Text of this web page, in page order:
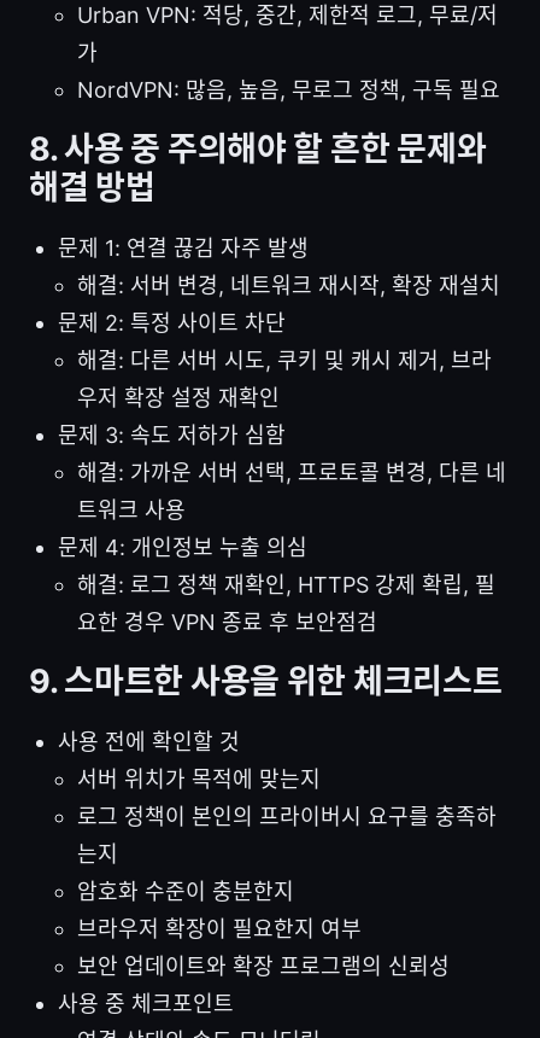
Urban VPN: 적당, 중간, 제한적 로그, 무료/저
가
NordVPN: 많음, 높음, 무로그 정책, 구독 필요
8. 사용 중 주의해야 할 흔한 문제와
해결 방법
문제 1: 연결 끊김 자주 발생
해결: 서버 변경, 네트워크 재시작, 확장 재설치
문제 2: 특정 사이트 차단
해결: 다른 서버 시도, 쿠키 및 캐시 제거, 브라
우저 확장 설정 재확인
문제 3: 속도 저하가 심함
해결: 가까운 서버 선택, 프로토콜 변경, 다른 네
트워크 사용
문제 4: 개인정보 누출 의심
해결: 로그 정책 재확인, HTTPS 강제 확립, 필
요한 경우 VPN 종료 후 보안점검
9. 스마트한 사용을 위한 체크리스트
사용 전에 확인할 것
서버 위치가 목적에 맞는지
로그 정책이 본인의 프라이버시 요구를 충족하
는지
암호화 수준이 충분한지
브라우저 확장이 필요한지 여부
보안 업데이트와 확장 프로그램의 신뢰성
사용 중 체크포인트